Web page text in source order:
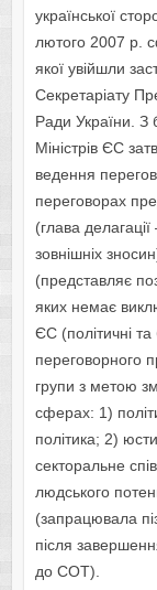
української
лютого 2007 р.
якої увійшли
Секретаріату
Ради України. З
Міністрів ЄС
ведення
переговорах
(глава
зовнішніх
(представляє
яких немає
ЄС (політичні
переговорного
групи з метою
сферах: 1)
політика; 2)
секторальне
людського
(запрацювала
після
до СОТ).